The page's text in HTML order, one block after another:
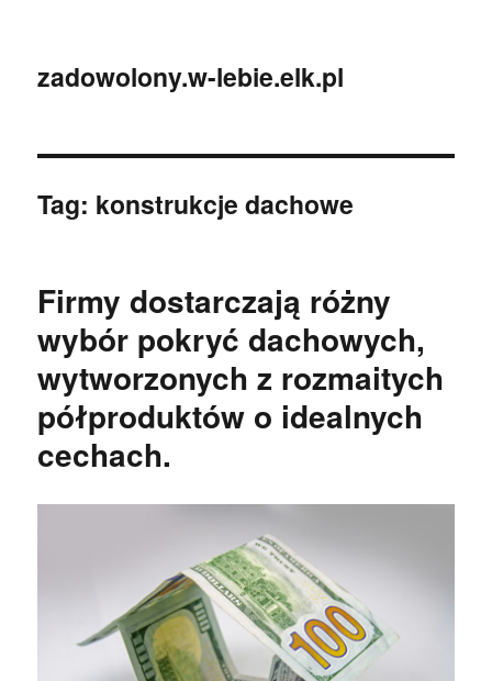
zadowolony.w-lebie.elk.pl
Tag: konstrukcje dachowe
Firmy dostarczają różny
wybór pokryć dachowych,
wytworzonych z rozmaitych
półproduktów o idealnych
cechach.